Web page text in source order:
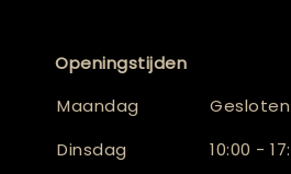
Openingstijden
Maandag
Gesloten
Dinsdag
10:00 -